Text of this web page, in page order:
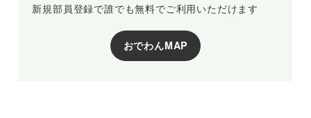
新規部員登録で誰でも無料でご利用いただけます
おでわんMAP